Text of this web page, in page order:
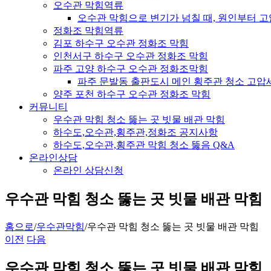
오수관 막힘역류
오수관 막힘으로 변기가 넘칠 때, 원인부터 고
정화조 막힘역류
김포 하수구 오수관 정화조 막힘
인천서구 하수구 오수관 정화조 막힘
파주 고양 하수구 오수관 정화조막힘
파주 문발동 출판도시 메인 횡주관 청소 고압
양주 포천 하수구 오수관 정화조 막힘
커뮤니티
우수관 막힘 청소 뚫는 곳 빗물 배관 막힘
하수도,오수관,횡주관,정화조 공지사항
하수도,오수관,횡주관 막힘 청소 뚫음 Q&A
온라인상담
온라인 상담신청
우수관 막힘 청소 뚫는 곳 빗물 배관 막힘
홈으로/우수관막힘/우수관 막힘 청소 뚫는 곳 빗물 배관 막힘
이전 다음
우수관 막힘 청소 뚫는 곳 빗물 배관 막힘